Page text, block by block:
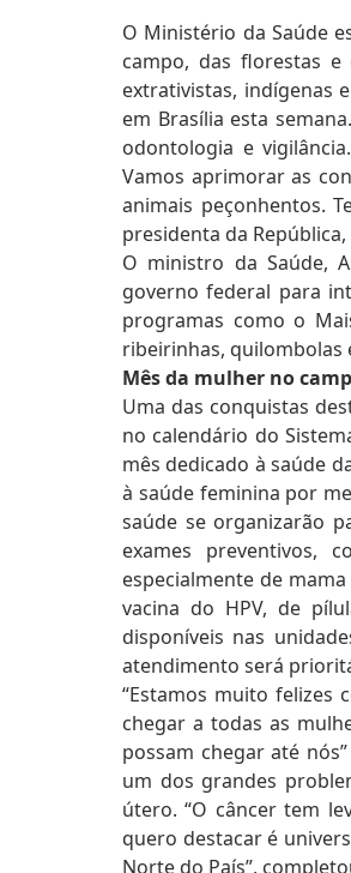
O Ministério da Saúde
campo, das florestas e
extrativistas, indígenas
em Brasília esta
odontologia e
Vamos aprimorar as
animais peçonhentos.
presidenta da
O ministro da Saúde,
governo federal para
programas como o
ribeirinhas, quilombolas
Mês da mulher no
Uma das conquistas
no calendário do
mês dedicado à saúde
à saúde feminina por
saúde se organizarão
exames preventivos,
especialmente de
vacina do HPV, de
disponíveis nas
atendimento será
“Estamos muito felizes
chegar a todas as
possam chegar até
um dos grandes
útero. “O câncer tem
quero destacar é
Norte do País”,